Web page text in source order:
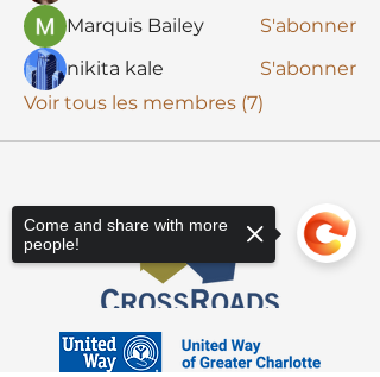
Marquis Bailey
S'abonner
nikita kale
S'abonner
Voir tous les membres (7)
Come and share with more
people!